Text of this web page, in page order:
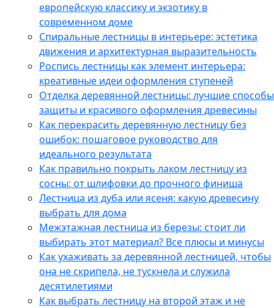
европейскую классику и экзотику в
современном доме
Спиральные лестницы в интерьере: эстетика
движения и архитектурная выразительность
Роспись лестницы как элемент интерьера:
креативные идеи оформления ступеней
Отделка деревянной лестницы: лучшие способы
защиты и красивого оформления древесины
Как перекрасить деревянную лестницу без
ошибок: пошаговое руководство для
идеального результата
Как правильно покрыть лаком лестницу из
сосны: от шлифовки до прочного финиша
Лестница из дуба или ясеня: какую древесину
выбрать для дома
Межэтажная лестница из березы: стоит ли
выбирать этот материал? Все плюсы и минусы
Как ухаживать за деревянной лестницей, чтобы
она не скрипела, не тускнела и служила
десятилетиями
Как выбрать лестницу на второй этаж и не